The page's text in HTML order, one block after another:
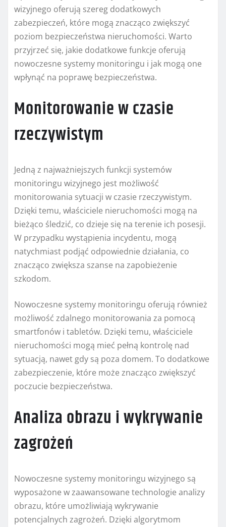
wizyjnego oferują szereg dodatkowych
zabezpieczeń, które mogą znacząco zwiększyć
poziom bezpieczeństwa nieruchomości. Warto
przyjrzeć się, jakie dodatkowe funkcje oferują
nowoczesne systemy monitoringu i jak mogą one
wpłynąć na poprawę bezpieczeństwa.
Monitorowanie w czasie
rzeczywistym
Jedną z najważniejszych funkcji systemów
monitoringu wizyjnego jest możliwość
monitorowania sytuacji w czasie rzeczywistym.
Dzięki temu, właściciele nieruchomości mogą na
bieżąco śledzić, co dzieje się na terenie ich posesji.
W przypadku wystąpienia incydentu, mogą
natychmiast podjąć odpowiednie działania, co
znacząco zwiększa szanse na zapobieżenie
szkodom.
Nowoczesne systemy monitoringu oferują również
możliwość zdalnego monitorowania za pomocą
smartfonów i tabletów. Dzięki temu, właściciele
nieruchomości mogą mieć pełną kontrolę nad
sytuacją, nawet gdy są poza domem. To dodatkowe
zabezpieczenie, które może znacząco zwiększyć
poczucie bezpieczeństwa.
Analiza obrazu i wykrywanie
zagrożeń
Nowoczesne systemy monitoringu wizyjnego są
wyposażone w zaawansowane technologie analizy
obrazu, które umożliwiają wykrywanie
potencjalnych zagrożeń. Dzięki algorytmom